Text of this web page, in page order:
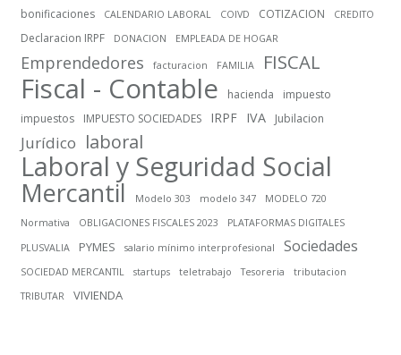
bonificaciones CALENDARIO LABORAL COIVD COTIZACION CREDITO
Declaracion IRPF DONACION EMPLEADA DE HOGAR
Emprendedores facturacion FAMILIA FISCAL
Fiscal - Contable hacienda
impuesto
impuestos
IMPUESTO SOCIEDADES IRPF IVA Jubilacion
Jurídico laboral
Laboral y Seguridad Social
Mercantil Modelo 303 modelo 347
MODELO 720
Normativa
OBLIGACIONES FISCALES 2023
PLATAFORMAS DIGITALES
PLUSVALIA
PYMES salario mínimo interprofesional Sociedades
SOCIEDAD MERCANTIL startups teletrabajo Tesoreria
tributacion
TRIBUTAR
VIVIENDA